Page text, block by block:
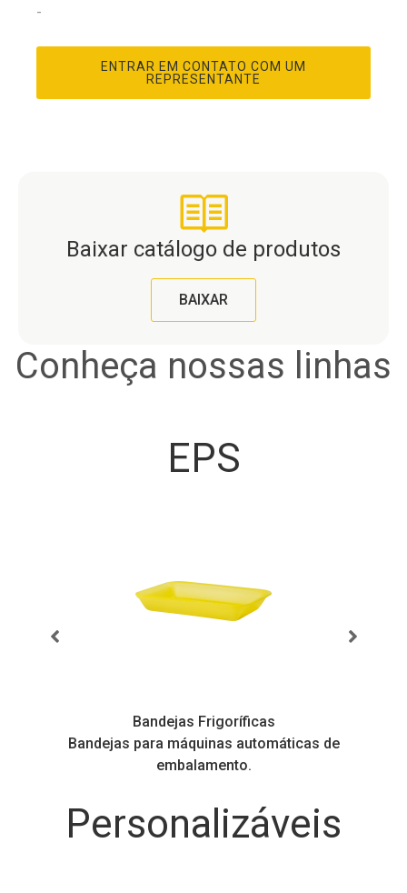
-
ENTRAR EM CONTATO COM UM
REPRESENTANTE
Baixar catálogo de produtos
BAIXAR
Conheça nossas linhas
EPS
Bandejas Frigoríficas
Bandejas para máquinas automáticas de
embalamento.
Personalizáveis